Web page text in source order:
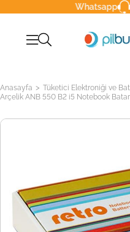
Whatsapp
Anasayfa > Tüketici Elektroniği ve
Arçelik ANB 550 B2 i5 Notebook